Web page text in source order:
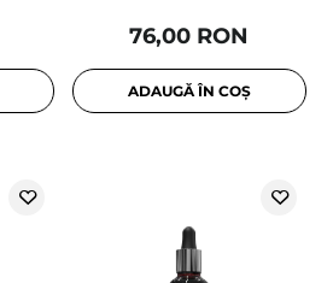
76,00 RON
ADAUGĂ ÎN COȘ